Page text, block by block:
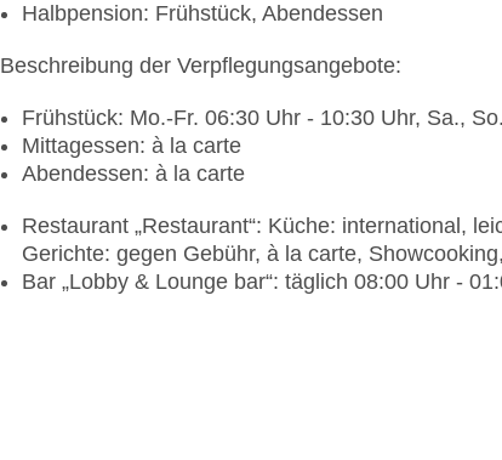
Halbpension: Frühstück, Abendessen
Beschreibung der Verpflegungsangebote:
Frühstück: Mo.-Fr. 06:30 Uhr - 10:30 Uhr, Sa.,
Mittagessen: à la carte
Abendessen: à la carte
Restaurant „Restaurant“: Küche: international,
Gerichte: gegen Gebühr, à la carte,
Bar „Lobby & Lounge bar“: täglich 08:00 Uhr -